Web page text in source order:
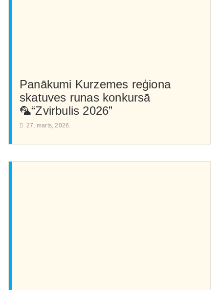
Panākumi Kurzemes reģiona
skatuves runas konkursā
🦜“Zvirbulis 2026”
27. marts, 2026.